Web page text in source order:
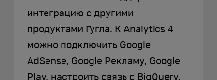
интеграцию с другими
продуктами Гугла. К Analytics 4
можно подключить Google
AdSense, Google Рекламу, Google
Play, настроить связь с BigQuery,